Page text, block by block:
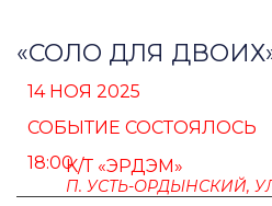
«СОЛО ДЛЯ
14 НОЯ 2025
СОБЫТИЕ СОСТОЯЛОСЬ
18:00К/Т «ЭРДЭМ»
П. УСТЬ-ОРДЫНСКИЙ,